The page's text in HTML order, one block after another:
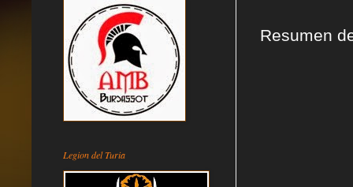
Resumen
Legion del Turia